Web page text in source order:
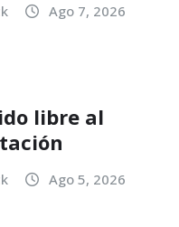
Ago 7, 2026
libre al
Ago 5, 2026